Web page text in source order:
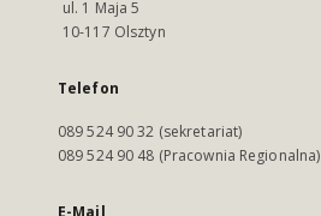
ul. 1 Maja 5
10-117 Olsztyn
Telefon
089 524 90 32 (sekretariat)
089 524 90 48 (Pracownia Regionalna)
E-Mail